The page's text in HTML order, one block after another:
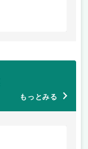
もっとみる